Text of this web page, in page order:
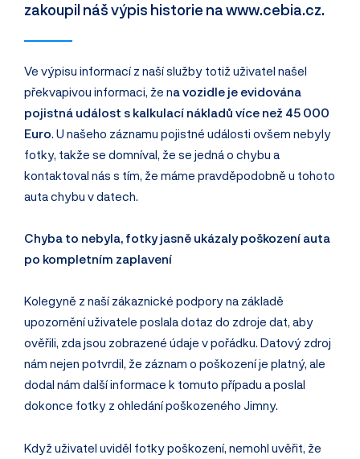
zakoupil náš výpis historie na www.cebia.cz.
Ve výpisu informací z naší služby totiž uživatel našel
překvapivou informaci, že na vozidle je evidována
pojistná událost s kalkulací nákladů více než 45 000
Euro. U našeho záznamu pojistné události ovšem nebyly
fotky, takže se domníval, že se jedná o chybu a
kontaktoval nás s tím, že máme pravděpodobně u tohoto
auta chybu v datech.
Chyba to nebyla, fotky jasně ukázaly poškození auta
po kompletním zaplavení
Kolegyně z naší zákaznické podpory na základě
upozornění uživatele poslala dotaz do zdroje dat, aby
ověřili, zda jsou zobrazené údaje v pořádku. Datový zdroj
nám nejen potvrdil, že záznam o poškození je platný, ale
dodal nám další informace k tomuto případu a poslal
dokonce fotky z ohledání poškozeného Jimny.
Když uživatel uviděl fotky poškození, nemohl uvěřit, že